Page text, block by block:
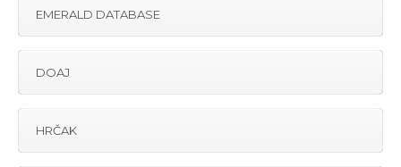
EMERALD DATABASE
DOAJ
HRČAK